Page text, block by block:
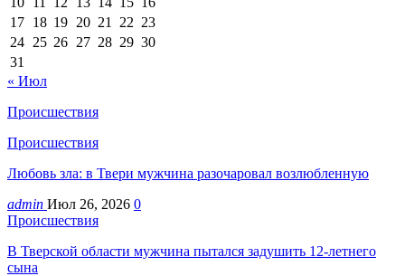
17 18 19 20 21 22 23
24 25 26 27 28 29 30
31
« Июл
Происшествия
Происшествия
Любовь зла: в Твери мужчина разочаровал возлюбленную
admin Июл 26, 2026 0
Происшествия
В Тверской области мужчина пытался задушить 12-летнего
сына